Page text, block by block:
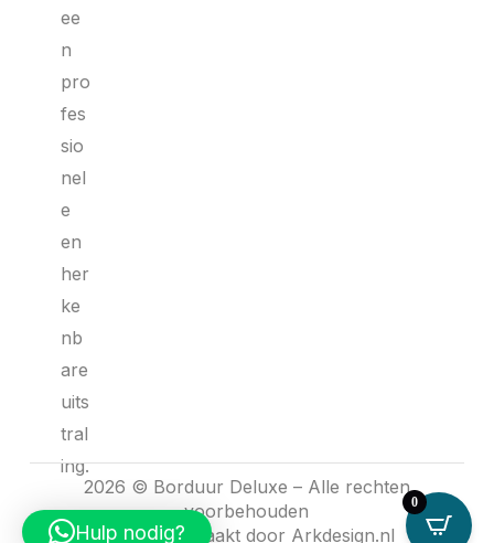
ee
n
pro
fes
sio
nel
e
en
her
ke
nb
are
uits
tral
ing.
2026 © Borduur Deluxe – Alle rechten
voorbehouden
Website gemaakt door Arkdesign.nl
0
Hulp nodig?